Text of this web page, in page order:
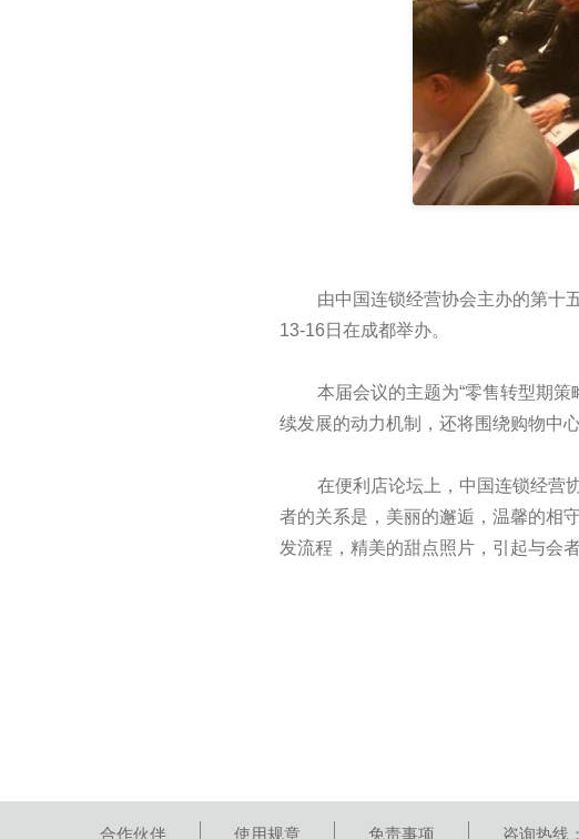
由中国连锁经营协会主办的第十
13-16日在成都举办。
本届会议的主题为“零售转型期
续发展的动力机制，还将围绕购物中
在便利店论坛上，中国连锁经营
者的关系是，美丽的邂逅，温馨的相
发流程，精美的甜点照片，引起与会
合作伙伴 使用规章 免责事项 咨询热线